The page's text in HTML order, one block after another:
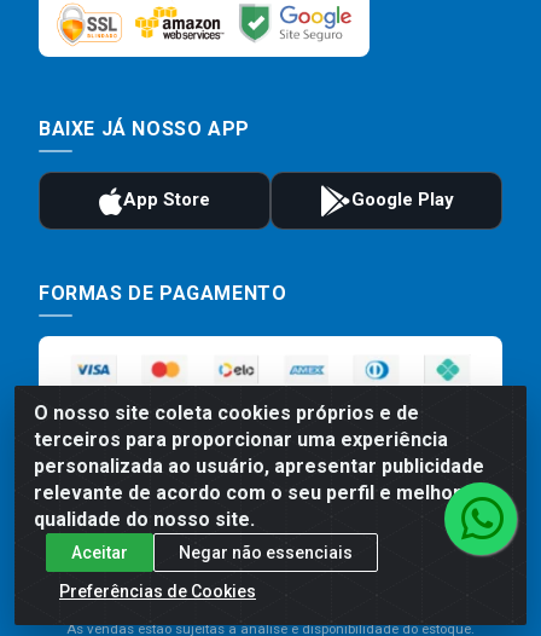
O nosso site coleta cookies próprios e de
terceiros para proporcionar uma experiência
personalizada ao usuário, apresentar publicidade
relevante de acordo com o seu perfil e melhorar a
qualidade do nosso site.
Aceitar
Negar não essenciais
Preferências de Cookies
BAIXE JÁ NOSSO APP
FORMAS DE PAGAMENTO
Preços, promoções, condições de pagamento e frete são válidos
para compras realizadas exclusivamente pelo site. Caso haja
divergência de preço de um produto, será válido o preço que for
As vendas estão sujeitas a análise e disponibilidade do estoque.